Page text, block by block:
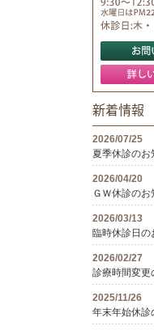
新着情報
2026/07/25
夏季休診のお
2026/04/20
ＧＷ休診のお
2026/03/13
臨時休診日の
2026/02/27
診療時間変更
2025/11/26
年末年始休診